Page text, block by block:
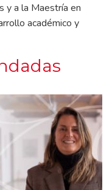
y a la Maestría en
académico y